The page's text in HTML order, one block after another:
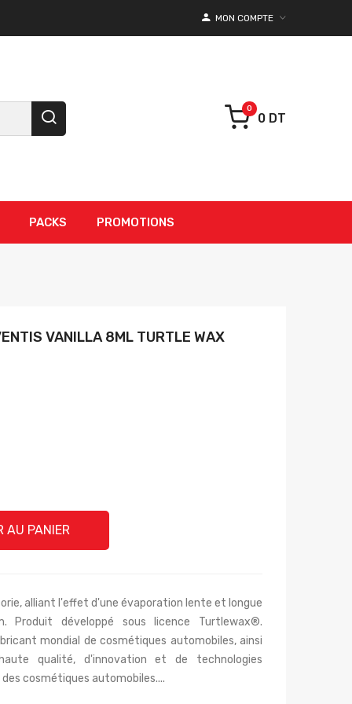
MON COMPTE
0 DT
PACKS PROMOTIONS
VANILLA 8ML TURTLE WAX
AU PANIER
alliant l'effet d'une évaporation lente et longue
Produit développé sous licence Turtlewax®.
mondial de cosmétiques automobiles, ainsi
qualité, d'innovation et de technologies
cosmétiques automobiles....